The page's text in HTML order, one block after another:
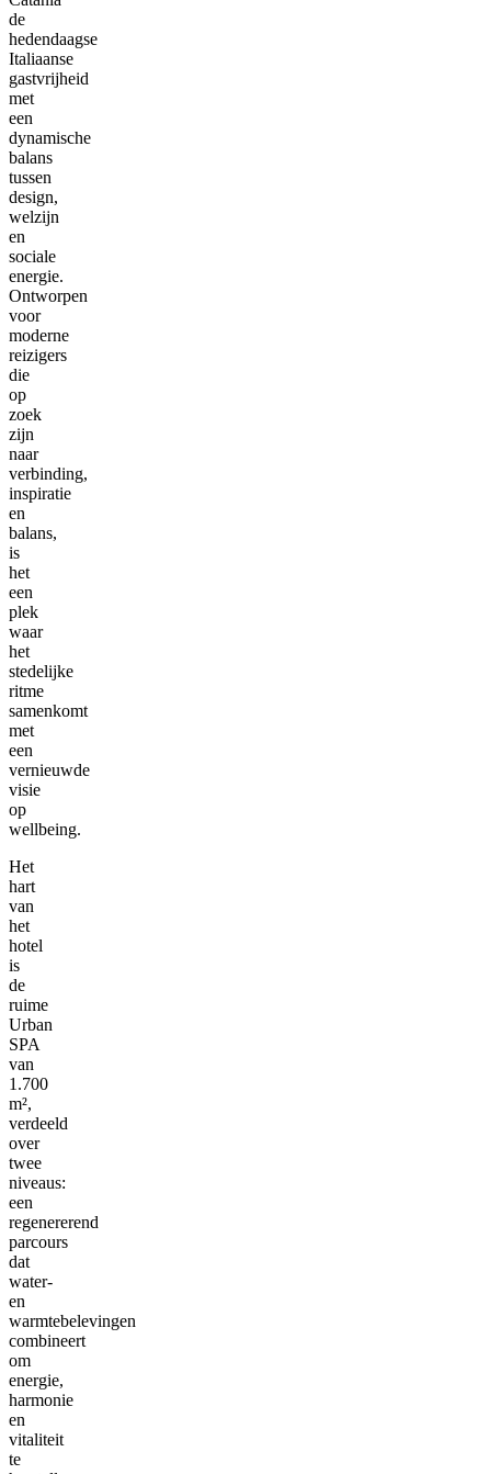
de
hedendaagse
Italiaanse
gastvrijheid
met
een
dynamische
balans
tussen
design,
welzijn
en
sociale
energie.
Ontworpen
voor
moderne
reizigers
die
op
zoek
zijn
naar
verbinding,
inspiratie
en
balans,
is
het
een
plek
waar
het
stedelijke
ritme
samenkomt
met
een
vernieuwde
visie
op
wellbeing.
Het
hart
van
het
hotel
is
de
ruime
Urban
SPA
van
1.700
m²,
verdeeld
over
twee
niveaus:
een
regenererend
parcours
dat
water-
en
warmtebelevingen
combineert
om
energie,
harmonie
en
vitaliteit
te